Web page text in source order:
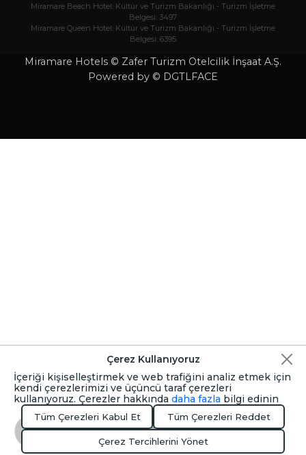
Miramare Beach Hotel: Kültür ve Turizm Bakanlığı - Turizm İşletme
Belgesi: 3497
Miramare Queen Hotel: Kültür ve Turizm Bakanlığı - Turizm İşletme
Belgesi: 6395
Miramare Hotels © Zafer Turizm Otelcilik İnşaat A.Ş.
Powered by © DGTLFACE
Rezervasyon Yapın
Çerez Kullanıyoruz
İçeriği kişiselleştirmek ve web trafiğini analiz etmek için
kendi çerezlerimizi ve üçüncü taraf çerezleri
kullanıyoruz. Çerezler hakkında daha fazla bilgi edinin
Tüm Çerezleri Kabul Et
Çerez Tercihlerini Yönet
Tüm Çerezleri Reddet